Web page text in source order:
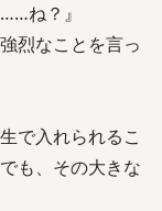
ね？』
烈なことを言っ
で入れられるこ
も、その大きな